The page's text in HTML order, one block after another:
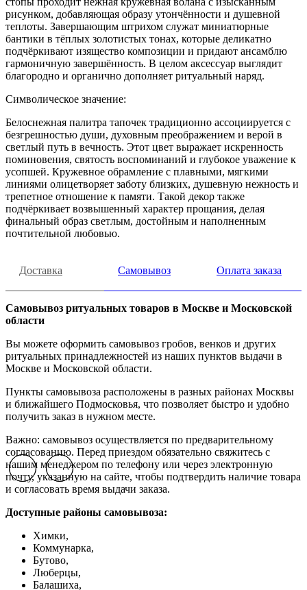
рисунком, добавляющая образу утончённости и душевной
теплоты. Завершающим штрихом служат миниатюрные
бантики в тёплых золотистых тонах, которые деликатно
подчёркивают изящество композиции и придают ансамблю
гармоничную завершённость. В целом аксессуар выглядит
благородно и органично дополняет ритуальный наряд.
Символическое значение:
Белоснежная палитра тапочек традиционно ассоциируется с
безгрешностью души, духовным преображением и верой в
светлый путь в вечность. Этот цвет выражает искренность
поминовения, святость воспоминаний и глубокое уважение к
усопшей. Кружевное обрамление с плавными, мягкими
линиями олицетворяет заботу близких, душевную нежность и
трепетное отношение к памяти. Такой декор также
подчёркивает возвышенный характер прощания, делая
финальный образ светлым, достойным и наполненным
почтительной любовью.
Доставка Самовывоз Оплата заказа
Самовывоз ритуальных товаров в Москве и Московской
области
Вы можете оформить самовывоз гробов, венков и других
ритуальных принадлежностей из наших пунктов выдачи в
Москве и Московской области.
Пункты самовывоза расположены в разных районах Москвы
и ближайшего Подмосковья, что позволяет быстро и удобно
получить заказ в нужном месте.
Важно: самовывоз осуществляется по предварительному
согласованию. Перед приездом обязательно свяжитесь с
нашим менеджером по телефону или через электронную
почту, указанную на сайте, чтобы подтвердить наличие товара
и согласовать время выдачи заказа.
Доступные районы самовывоза:
Химки,
Коммунарка,
Бутово,
Люберцы,
Балашиха,
Previous slide
Next slide
Previous slide
Next slide